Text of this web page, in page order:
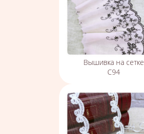
Вышивка на сетке
С94